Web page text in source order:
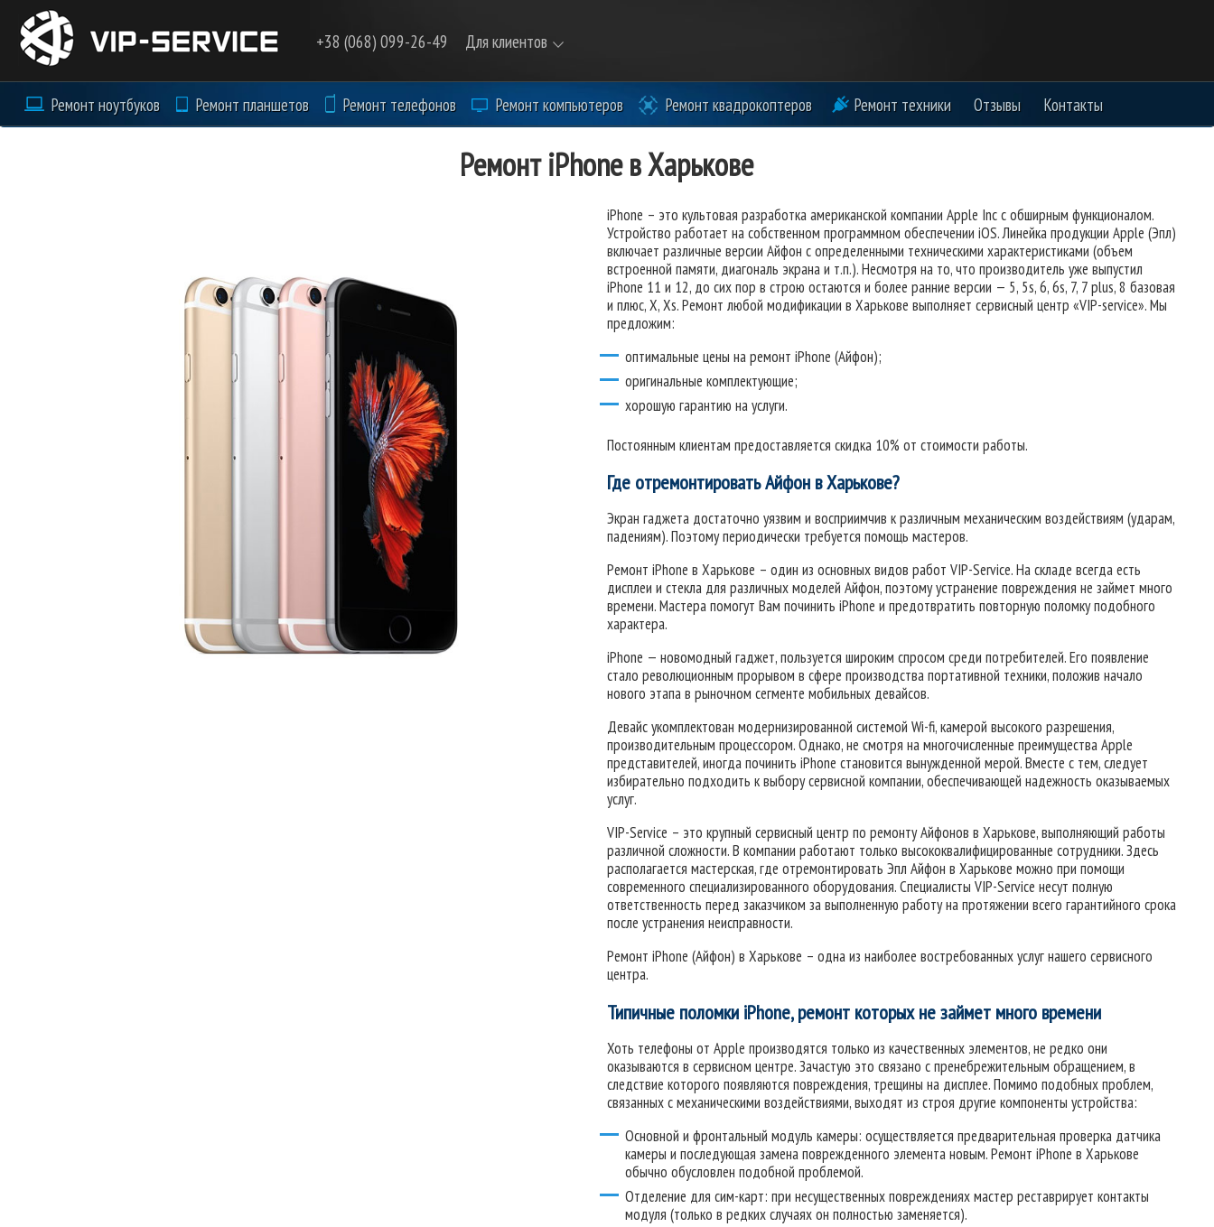
Перейти к основному содержанию
+38 (068) 099-26-49 Для клиентов
Ремонт ноутбуков Ремонт планшетов Ремонт телефонов Ремонт компьютеров Ремонт квадрокоптеров Ремонт техники Отзывы Контакты
Ремонт iPhone в Харькове
iPhone – это культовая разработка американской компании Apple Inc с обширным функционалом.
Устройство работает на собственном программном обеспечении iOS. Линейка продукции Apple (Эпл)
включает различные версии Айфон с определенными техническими характеристиками (объем
встроенной памяти, диагональ экрана и т.п.). Несмотря на то, что производитель уже выпустил
iPhone 11 и 12, до сих пор в строю остаются и более ранние версии — 5, 5s, 6, 6s, 7, 7 plus, 8 базовая
и плюс, X, Xs. Ремонт любой модификации в Харькове выполняет сервисный центр «VIP-service». Мы
предложим:
оптимальные цены на ремонт iPhone (Айфон);
оригинальные комплектующие;
хорошую гарантию на услуги.
Постоянным клиентам предоставляется скидка 10% от стоимости работы.
Где отремонтировать Айфон в Харькове?
Экран гаджета достаточно уязвим и восприимчив к различным механическим воздействиям (ударам,
падениям). Поэтому периодически требуется помощь мастеров.
Ремонт iPhone в Харькове – один из основных видов работ VIP-Service. На складе всегда есть
дисплеи и стекла для различных моделей Айфон, поэтому устранение повреждения не займет много
времени. Мастера помогут Вам починить iPhone и предотвратить повторную поломку подобного
характера.
iPhone — новомодный гаджет, пользуется широким спросом среди потребителей. Его появление
стало революционным прорывом в сфере производства портативной техники, положив начало
нового этапа в рыночном сегменте мобильных девайсов.
Девайс укомплектован модернизированной системой Wi-fi, камерой высокого разрешения,
производительным процессором. Однако, не смотря на многочисленные преимущества Apple
представителей, иногда починить iPhone становится вынужденной мерой. Вместе с тем, следует
избирательно подходить к выбору сервисной компании, обеспечивающей надежность оказываемых
услуг.
VIP-Service – это крупный сервисный центр по ремонту Айфонов в Харькове, выполняющий работы
различной сложности. В компании работают только высококвалифицированные сотрудники. Здесь
располагается мастерская, где отремонтировать Эпл Айфон в Харькове можно при помощи
современного специализированного оборудования. Специалисты VIP-Service несут полную
ответственность перед заказчиком за выполненную работу на протяжении всего гарантийного срока
после устранения неисправности.
Ремонт iPhone (Айфон) в Харькове – одна из наиболее востребованных услуг нашего сервисного
центра.
Типичные поломки iPhone, ремонт которых не займет много времени
Хоть телефоны от Apple производятся только из качественных элементов, не редко они
оказываются в сервисном центре. Зачастую это связано с пренебрежительным обращением, в
следствие которого появляются повреждения, трещины на дисплее. Помимо подобных проблем,
связанных с механическими воздействиями, выходят из строя другие компоненты устройства:
Основной и фронтальный модуль камеры: осуществляется предварительная проверка датчика
камеры и последующая замена поврежденного элемента новым. Ремонт iPhone в Харькове
обычно обусловлен подобной проблемой.
Отделение для сим-карт: при несущественных повреждениях мастер реставрирует контакты
модуля (только в редких случаях он полностью заменяется).